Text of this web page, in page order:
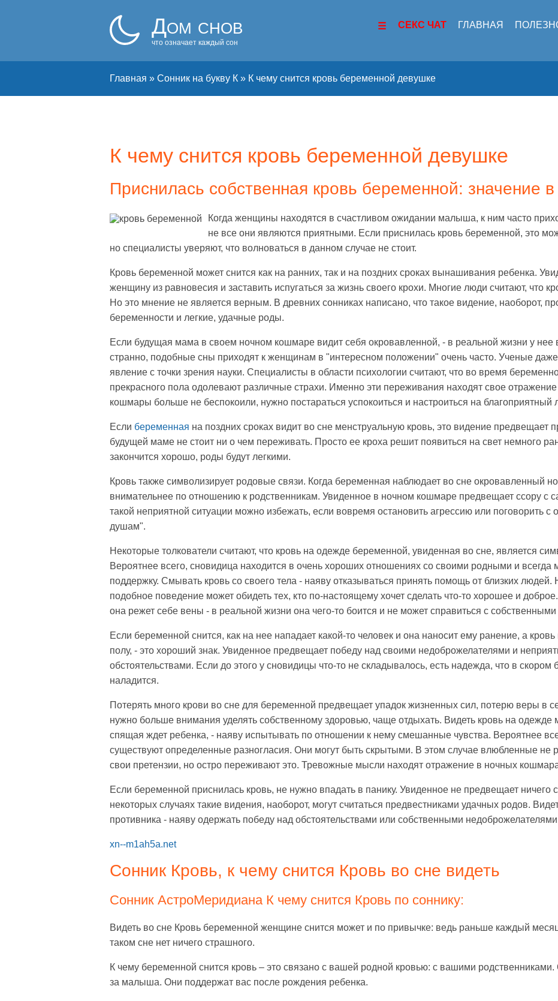
Дом снов
что означает каждый сон
СЕКС ЧАТ ГЛАВНАЯ
Главная » Сонник на букву К » К чему снится кровь беременной девушке
К чему снится кровь беременной девушке
Приснилась собственная кровь беременной: значение в
Когда женщины находятся в счастливом ожидании малыша, к ним часто
не все они являются приятными. Если приснилась кровь беременной, это
но специалисты уверяют, что волноваться в данном случае не стоит.
Кровь беременной может снится как на ранних, так и на поздних сроках вынашивания ребенка.
женщину из равновесия и заставить испугаться за жизнь своего крохи. Многие люди считают, что
Но это мнение не является верным. В древних сонниках написано, что такое видение, наоборот,
беременности и легкие, удачные роды.
Если будущая мама в своем ночном кошмаре видит себя окровавленной, - в реальной жизни у нее
странно, подобные сны приходят к женщинам в "интересном положении" очень часто. Ученые даже
явление с точки зрения науки. Специалисты в области психологии считают, что во время
прекрасного пола одолевают различные страхи. Именно эти переживания находят свое
кошмары больше не беспокоили, нужно постараться успокоиться и настроиться на благоприятный
Если беременная на поздних сроках видит во сне менструальную кровь, это видение
будущей маме не стоит ни о чем переживать. Просто ее кроха решит появиться на свет немного
закончится хорошо, роды будут легкими.
Кровь также символизирует родовые связи. Когда беременная наблюдает во сне окровавленный
внимательнее по отношению к родственникам. Увиденное в ночном кошмаре предвещает ссору с
такой неприятной ситуации можно избежать, если вовремя остановить агрессию или поговорить
душам".
Некоторые толкователи считают, что кровь на одежде беременной, увиденная во сне, является
Вероятнее всего, сновидица находится в очень хороших отношениях со своими родными и всегда
поддержку. Смывать кровь со своего тела - наяву отказываться принять помощь от близких людей.
подобное поведение может обидеть тех, кто по-настоящему хочет сделать что-то хорошее и
она режет себе вены - в реальной жизни она чего-то боится и не может справиться с
Если беременной снится, как на нее нападает какой-то человек и она наносит ему ранение, а
полу, - это хороший знак. Увиденное предвещает победу над своими недоброжелателями и
обстоятельствами. Если до этого у сновидицы что-то не складывалось, есть надежда, что в скором
наладится.
Потерять много крови во сне для беременной предвещает упадок жизненных сил, потерю веры в
нужно больше внимания уделять собственному здоровью, чаще отдыхать. Видеть кровь на одежде
спящая ждет ребенка, - наяву испытывать по отношении к нему смешанные чувства. Вероятнее
существуют определенные разногласия. Они могут быть скрытыми. В этом случае влюбленные не
свои претензии, но остро переживают это. Тревожные мысли находят отражение в ночных
Если беременной приснилась кровь, не нужно впадать в панику. Увиденное не предвещает ничего
некоторых случаях такие видения, наоборот, могут считаться предвестниками удачных родов.
противника - наяву одержать победу над обстоятельствами или собственными
xn--m1ah5a.net
Сонник Кровь, к чему снится Кровь во сне видеть
Сонник АстроМеридиана К чему снится Кровь по соннику:
Видеть во сне Кровь беременной женщине снится может и по привычке: ведь раньше каждый
таком сне нет ничего страшного.
К чему беременной снится кровь – это связано с вашей родной кровью: с вашими
за малыша. Они поддержат вас после рождения ребенка.